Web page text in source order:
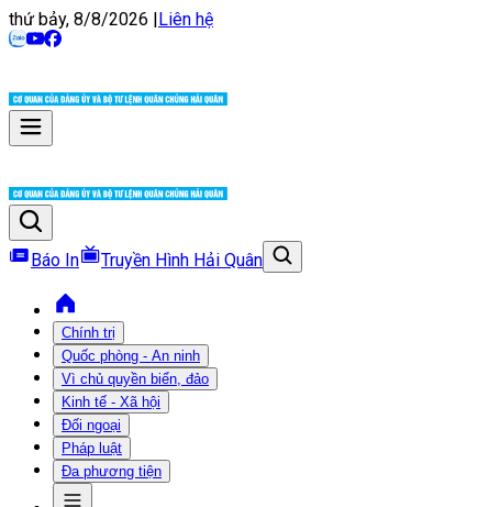
thứ bảy, 8/8/2026 |Liên hệ
Báo In Truyền Hình Hải Quân
Chính trị
Quốc phòng - An ninh
Vì chủ quyền biển, đảo
Kinh tế - Xã hội
Đối ngoại
Pháp luật
Đa phương tiện